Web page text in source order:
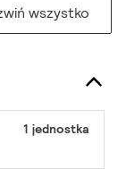
wszystko
1 jednostka